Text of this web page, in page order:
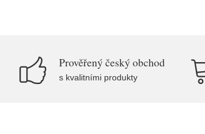
Prověřený český obchod
s kvalitními produkty